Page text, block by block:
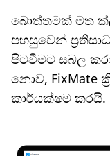
බොත්තමක් මත
පහසුවෙන්
පිටවීමට සබල
නොව, FixMate
කාර්යක්ෂම කරයි.